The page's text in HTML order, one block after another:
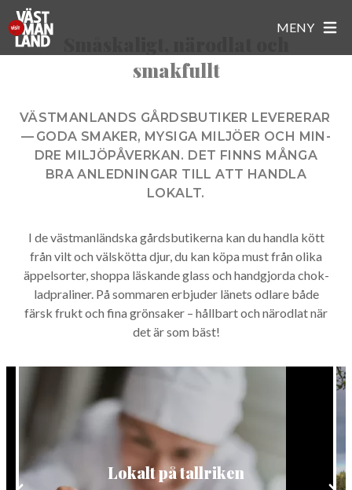
MENY
ATT GÖRA
NATUR & ÄVENTYR
KULTUR & HISTORIA
EVENEMANG I VÄSTMANLAND
BARN & FAMILJ
SHOPPING & DESIGN
MAT & DRYCK
RESTAURANGER
SMAK AV VÄSTMANLAND
WHITE GUIDE
BOENDE
CAMPING & STUGOR
HOTELL
STÄLLPLATSER
HERRGÅRDAR
ARBOGA
HALLSTAHAMMAR
KUNGSÖR
NORBERG
SURAHAMMAR
VÄSTERÅS
BRA ATT VETA
TURISTINFORMATION
ATT TÄNKA PÅ...
FAVORITER
Här hittar du sparade favoriter!
smakfullt
VÄSTMANLANDS GÅRDSBUTIKER LEV­ER­ERAR
— GODA SMAK­ER, MYSI­GA MILJÖER OCH MIN­
DRE MILJÖPÅVERKAN. DET FINNS MÅN­GA
BRA ANLED­NINGAR TILL ATT HAND­LA
LOKALT.
I de västmanländska gårdsbutikerna kan du hand­la kött
från vilt och välskötta djur, du kan köpa must från oli­ka
äppelsorter, shop­pa läskande glass och handgjor­da chok­
lad­pra­lin­er. På som­maren erb­jud­er länets odlare både
färsk frukt och fina grönsaker – hållbart och närodlat när
det är som bäst!
Lokalt på tallriken